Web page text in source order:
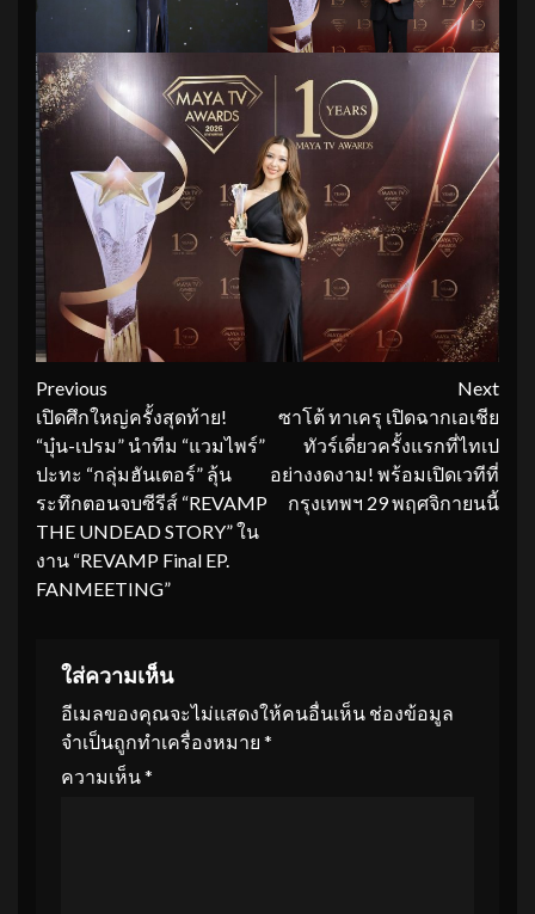
Continue
Reading
Previous
เปิดศึกใหญ่ครั้งสุดท้าย!
“บุ๋น-เปรม” นำทีม “แวมไพร์”
ปะทะ “กลุ่มฮันเตอร์” ลุ้น
ระทึกตอนจบซีรีส์ “REVAMP
THE UNDEAD STORY” ใน
งาน “REVAMP Final EP.
FANMEETING”
Next
ซาโต้ ทาเครุ เปิดฉากเอเชีย
ทัวร์เดี่ยวครั้งแรกที่ไทเป
อย่างงดงาม! พร้อมเปิดเวทีที่
กรุงเทพฯ 29 พฤศจิกายนนี้
ใส่ความเห็น
อีเมลของคุณจะไม่แสดงให้คนอื่นเห็น ช่องข้อมูล
จำเป็นถูกทำเครื่องหมาย *
ความเห็น*